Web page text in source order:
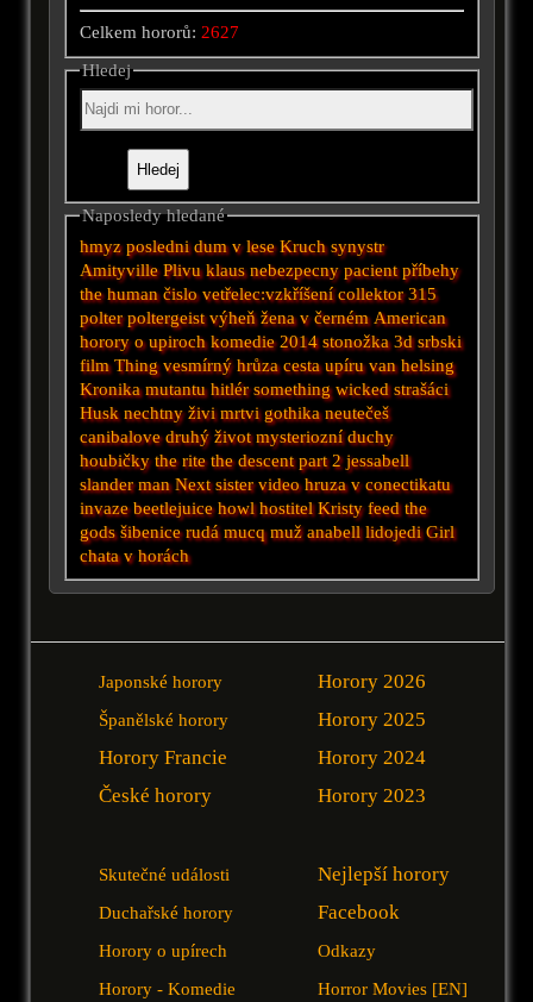
Celkem hororů:2627
Hledej
Naposledy hledané
hmyz posledni dum v lese Kruch synystr
Amityville Plivu klaus nebezpecny pacient příbehy
the human čislo vetřelec:vzkříšení collektor 315
polter poltergeist výheň žena v černém American
horory o upiroch komedie 2014 stonožka 3d srbski
film Thing vesmírný hrůza cesta upíru van helsing
Kronika mutantu hitlér something wicked strašáci
Husk nechtny živi mrtvi gothika neutečeš
canibalove druhý život mysteriozní duchy
houbičky the rite the descent part 2 jessabell
slander man Next sister video hruza v conectikatu
invaze beetlejuice howl hostitel Kristy feed the
gods šibenice rudá mucq muž anabell lidojedi Girl
chata v horách
Japonské horory
Španělské horory
Horory Francie
České horory
Horory 2026
Horory 2025
Horory 2024
Horory 2023
Skutečné události
Duchařské horory
Horory o upírech
Horory - Komedie
Nejlepší horory
Facebook
Odkazy
Horror Movies [EN]